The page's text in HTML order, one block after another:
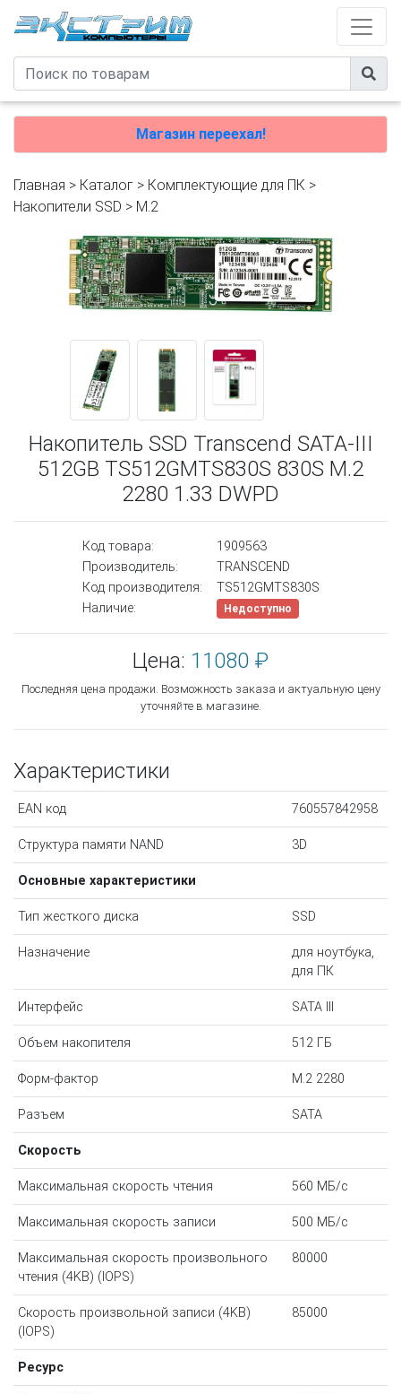
Магазин переехал!
Главная > Каталог > Комплектующие для ПК >
Накопители SSD > M.2
Накопитель SSD Transcend SATA-III
512GB TS512GMTS830S 830S M.2
2280 1.33 DWPD
Код товара:
1909563
Производитель:
TRANSCEND
Код производителя:
TS512GMTS830S
Наличие:
Недоступно
Цена: 11080 ₽
Последняя цена продажи. Возможность заказа и актуальную цену
уточняйте в магазине.
Характеристики
EAN код 760557842958
Структура памяти NAND 3D
Основные характеристики
Тип жесткого диска SSD
Назначение
для ноутбука,
для ПК
Интерфейс SATA III
Объем накопителя 512 ГБ
Форм-фактор M.2 2280
Разъем SATA
Скорость
Максимальная скорость чтения 560 МБ/с
Максимальная скорость записи 500 МБ/с
Максимальная скорость произвольного
чтения (4KB) (IOPS)
80000
Скорость произвольной записи (4KB)
(IOPS)
85000
Ресурс